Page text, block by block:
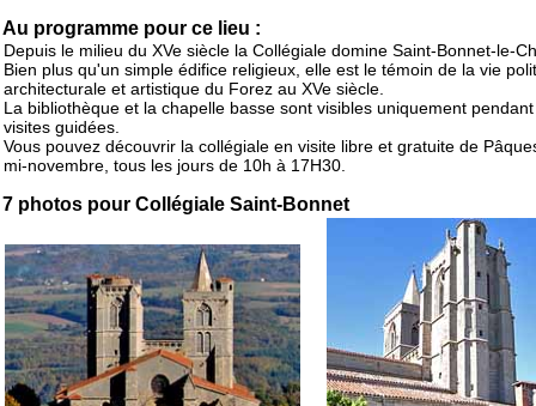
Au programme pour ce lieu :
Depuis le milieu du XVe siècle la Collégiale domine Saint-Bonnet-le-
Bien plus qu'un simple édifice religieux, elle est le témoin de la vie
architecturale et artistique du Forez au XVe siècle.
La bibliothèque et la chapelle basse sont visibles uniquement
visites guidées.
Vous pouvez découvrir la collégiale en visite libre et gratuite de
mi-novembre, tous les jours de 10h à 17H30.
7 photos pour Collégiale Saint-Bonnet